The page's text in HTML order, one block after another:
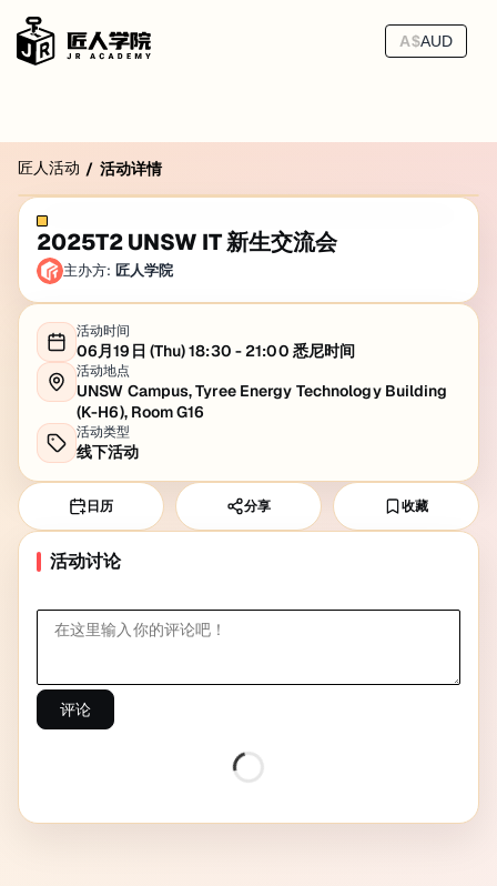
A$AUD
匠人活动 / 活动详情
2025T2 UNSW IT 新生交流会
主办方: 匠人学院
活动时间
06月19日 (Thu) 18:30 - 21:00 悉尼时间
活动地点
UNSW Campus, Tyree Energy Technology Building
(K-H6), Room G16
活动类型
线下活动
日历 分享 收藏
活动讨论
评论